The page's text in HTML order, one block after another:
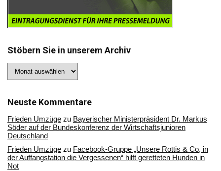
Stöbern Sie in unserem Archiv
Sie
Archiv
Neuste Kommentare
Frieden Umzüge zu Bayerischer Ministerpräsident Dr. Markus
Söder auf der Bundeskonferenz der Wirtschaftsjunioren
Deutschland
Frieden Umzüge zu Facebook-Gruppe „Unsere Rottis & Co, in
der Auffangstation die Vergessenen“ hilft geretteten Hunden in
Not